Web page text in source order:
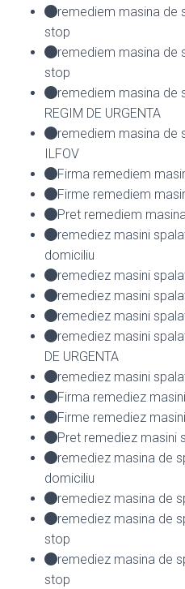
remediem masina de
stop
remediem masina de
stop
remediem masina de
REGIM DE URGENTA
remediem masina de
ILFOV
Firma remediem
Firme remediem
Pret remediem
remediez masini
domiciliu
remediez masini
remediez masini
remediez masini
remediez masini
DE URGENTA
remediez masini
Firma remediez
Firme remediez
Pret remediez masini
remediez masina de
domiciliu
remediez masina de
remediez masina de
stop
remediez masina de
stop